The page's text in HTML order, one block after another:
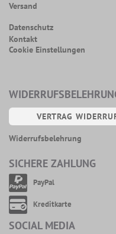
Versand
Datenschutz
Kontakt
Cookie Einstellungen
VERTRAG
Widerrufsbelehrung
SICHERE ZAHLUNG
PayPal
Kreditkarte
SOCIAL MEDIA